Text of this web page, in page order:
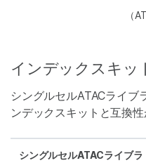
（
インデックスキッ
シングルセルATACライブ
ンデックスキットと互換性
シングルセルATACライブラ